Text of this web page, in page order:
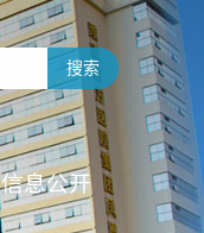
信息公开